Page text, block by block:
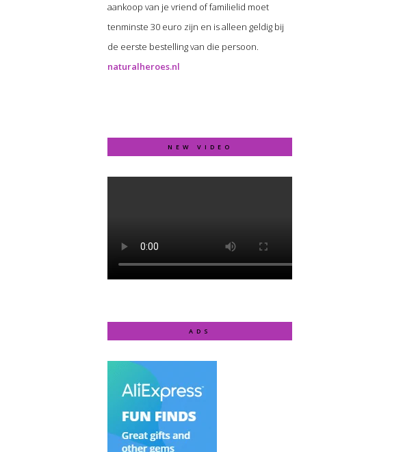
aankoop van je vriend of familielid moet
tenminste 30 euro zijn en is alleen geldig bij
de eerste bestelling van die persoon.
naturalheroes.nl
NEW VIDEO
ADS